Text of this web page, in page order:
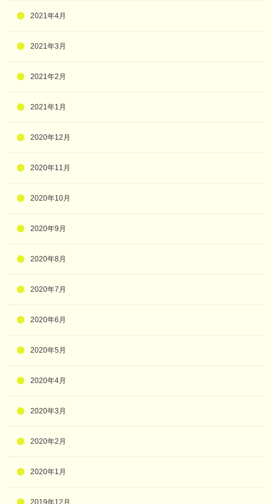
2021年4月
2021年3月
2021年2月
2021年1月
2020年12月
2020年11月
2020年10月
2020年9月
2020年8月
2020年7月
2020年6月
2020年5月
2020年4月
2020年3月
2020年2月
2020年1月
2019年12月